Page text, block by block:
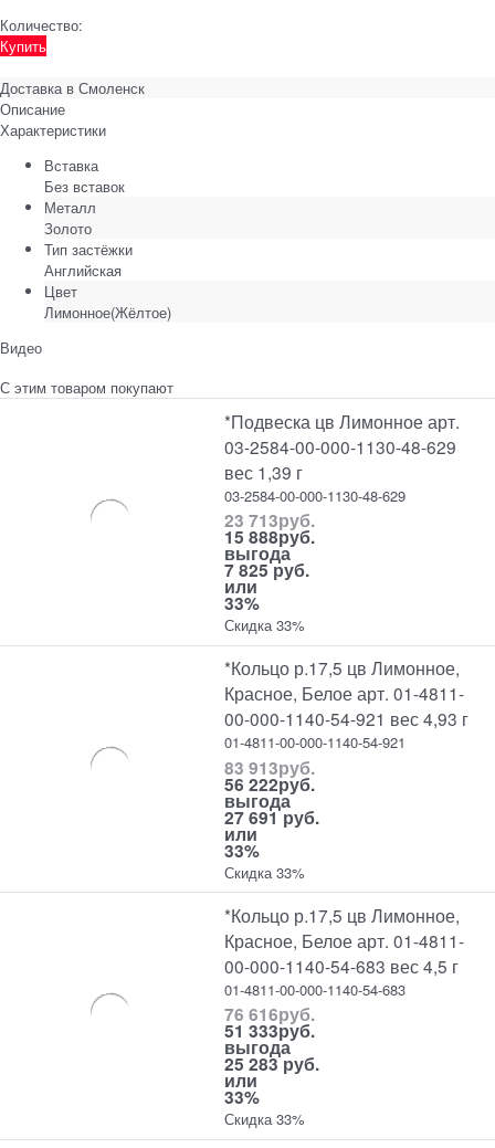
Количество:
Купить
Доставка в Смоленск
Описание
Характеристики
Вставка
Без вставок
Металл
Золото
Тип застёжки
Английская
Цвет
Лимонное(Жёлтое)
Видео
С этим товаром покупают
*Подвеска цв Лимонное арт.
03-2584-00-000-1130-48-629
вес 1,39 г
03-2584-00-000-1130-48-629
23 713руб.
15 888руб.
выгода
7 825 руб.
или
33%
Скидка 33%
*Кольцо р.17,5 цв Лимонное,
Красное, Белое арт. 01-4811-
00-000-1140-54-921 вес 4,93 г
01-4811-00-000-1140-54-921
83 913руб.
56 222руб.
выгода
27 691 руб.
или
33%
Скидка 33%
*Кольцо р.17,5 цв Лимонное,
Красное, Белое арт. 01-4811-
00-000-1140-54-683 вес 4,5 г
01-4811-00-000-1140-54-683
76 616руб.
51 333руб.
выгода
25 283 руб.
или
33%
Скидка 33%